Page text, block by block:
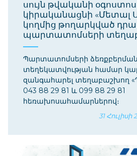
սույն թվականի
կիրականացնի «Մետալ
կողմից թողարկված
պարտատոմսերի
Պարտատոմսերի
տեղեկատվության համար
զանգահարել տեղաբաշխող
043 88 29 81 և 099 88 29 81
հեռախոսահամարներով։
31